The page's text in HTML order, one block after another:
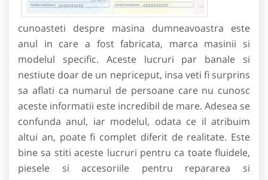
cunoasteti despre masina dumneavoastra este
anul in care a fost fabricata, marca masinii si
modelul specific. Aceste lucruri par banale si
nestiute doar de un nepriceput, insa veti fi surprins
sa aflati ca numarul de persoane care nu cunosc
aceste informatii este incredibil de mare. Adesea se
confunda anul, iar modelul, odata ce il atribuim
altui an, poate fi complet diferit de realitate. Este
bine sa stiti aceste lucruri pentru ca toate fluidele,
piesele si accesoriile pentru repararea si